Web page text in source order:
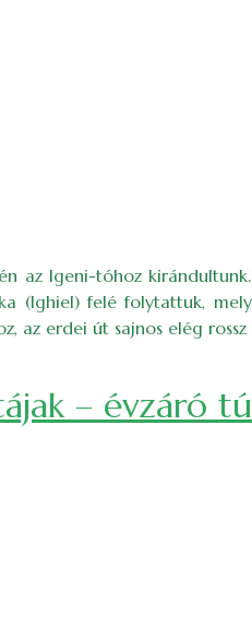
az Igeni-tóhoz
(Ighiel) felé folytattuk,
az erdei út sajnos elég
– évzáró